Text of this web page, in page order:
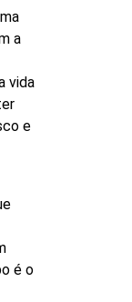
a
vida
e
é o